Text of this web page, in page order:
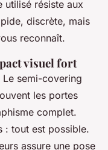
utilisé résiste aux
discrète, mais
reconnaît.
visuel fort
Le semi-covering
les portes
complet.
: tout est possible.
assure une pose